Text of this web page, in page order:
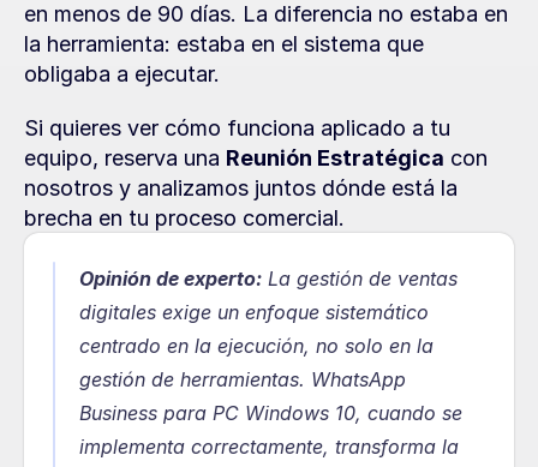
en menos de 90 días. La diferencia no estaba en
la herramienta: estaba en el sistema que
obligaba a ejecutar.
Si quieres ver cómo funciona aplicado a tu
equipo, reserva una Reunión Estratégica con
nosotros y analizamos juntos dónde está la
brecha en tu proceso comercial.
Opinión de experto: La gestión de ventas
digitales exige un enfoque sistemático
centrado en la ejecución, no solo en la
gestión de herramientas. WhatsApp
Business para PC Windows 10, cuando se
implementa correctamente, transforma la